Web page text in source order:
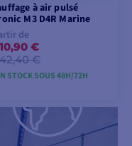
à air pulsé
M3 D4R Marine
de
€
€
STOCK SOUS 48H/72H
VOIR LES MODÈLES